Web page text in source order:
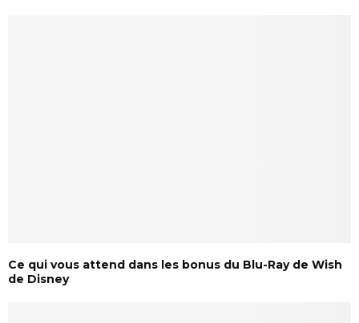
Ce qui vous attend dans les bonus du Blu-Ray de Wish
de Disney